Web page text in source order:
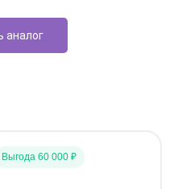
аналог
Выгода 60 000 ₽